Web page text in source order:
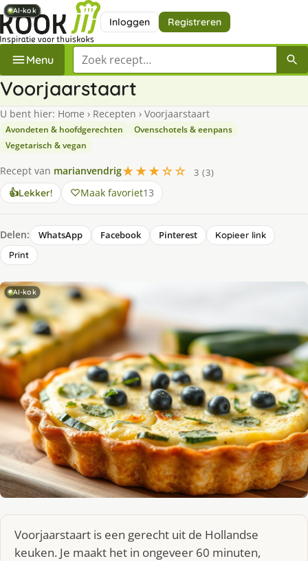
Inloggen Registreren
Menu Zoek een recept
Voorjaarstaart
U bent hier: Home › Recepten › Voorjaarstaart
Avondeten & hoofdgerechten
Ovenschotels & eenpans
Vegetarisch & vegan
Recept van marianvendrig★★★☆☆
3 (3)
👍Lekker! Maak favoriet13
Delen: WhatsApp Facebook Pinterest
Kopieer link
Print
AI-kok
Voorjaarstaart is een gerecht uit de Hollandse
keuken. Je maakt het in ongeveer 60 minuten,
AI-kok
AI-kok
AI-kok
AI-kok
AI-kok
AI-kok
AI-kok